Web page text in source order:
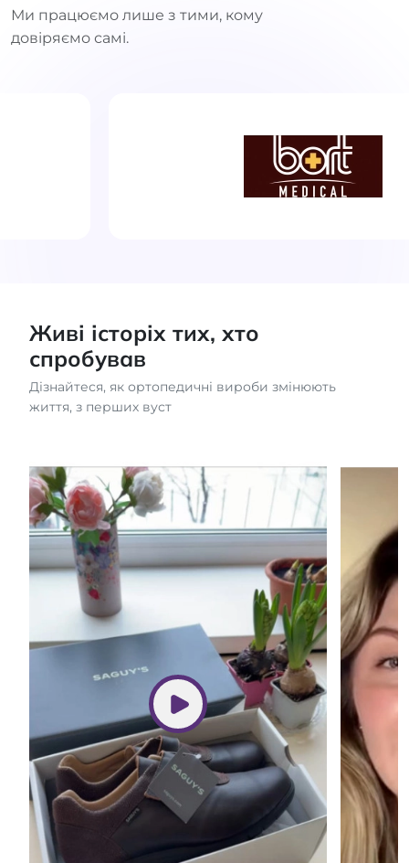
Ми працюємо лише з тими, кому
довіряємо самі.
Живі історіх тих, хто
спробував
Дізнайтеся, як ортопедичні вироби змінюють
життя, з перших вуст